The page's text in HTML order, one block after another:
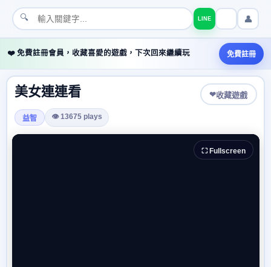
🔍 LINE 👤
❤️ 免費註冊會員，收藏喜愛的遊戲，下次回來繼續玩 免費註冊
美女連連看 ❤收藏遊戲
益智 👁 13675 plays
⛶ Fullscreen